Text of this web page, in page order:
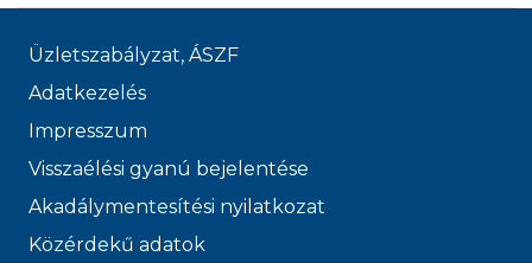
Üzletszabályzat, ÁSZF
Adatkezelés
Impresszum
Visszaélési gyanú bejelentése
Akadálymentesítési nyilatkozat
Közérdekű adatok